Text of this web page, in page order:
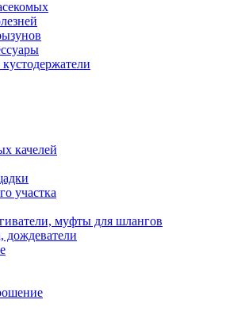
качелей
участка
муфты для шлангов
дождеватели